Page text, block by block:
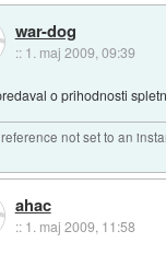
war-dog
:: 1. maj 2009, 09:39
o prihodnosti
not set to an
ahac
:: 1. maj 2009, 11:58